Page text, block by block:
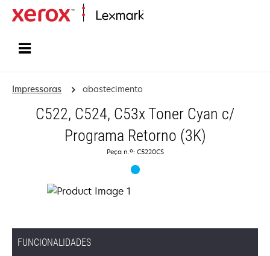
Impressoras abastecimento
C522, C524, C53x Toner Cyan c/
Programa Retorno (3K)
Peça n.º: C5220CS
FUNCIONALIDADES